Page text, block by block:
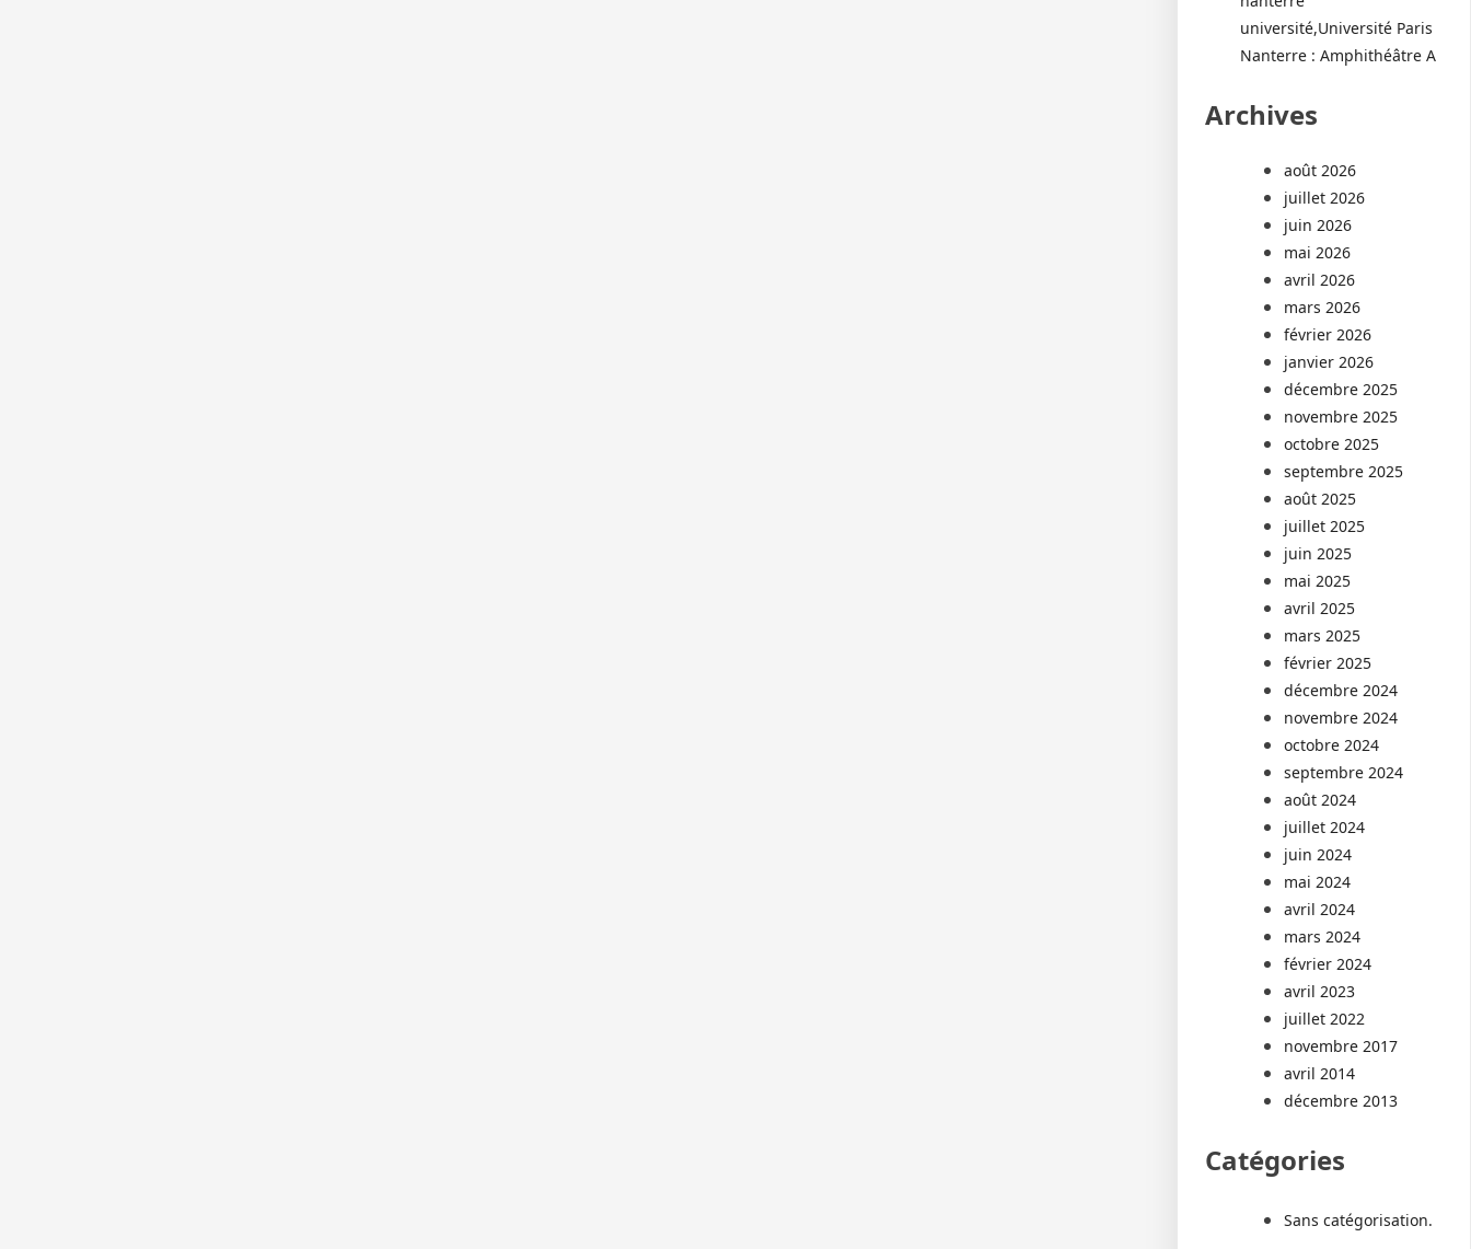
université,Université Paris
Nanterre : Amphithéâtre A
Archives
août 2026
juillet 2026
juin 2026
mai 2026
avril 2026
mars 2026
février 2026
janvier 2026
décembre 2025
novembre 2025
octobre 2025
septembre 2025
août 2025
juillet 2025
juin 2025
mai 2025
avril 2025
mars 2025
février 2025
décembre 2024
novembre 2024
octobre 2024
septembre 2024
août 2024
juillet 2024
juin 2024
mai 2024
avril 2024
mars 2024
février 2024
avril 2023
juillet 2022
novembre 2017
avril 2014
décembre 2013
Catégories
Sans catégorisation.